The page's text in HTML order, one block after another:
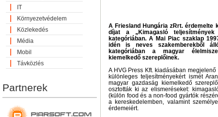
IT
Környezetvédelem
Közlekedés
Média
Mobil
Távközlés
Partnerek
A Friesland Hungária zRrt. érdemelte
díjat a „Kimagasló
kategóriában. A Mai Piac szaklap
idén is neves szakemberekből
kategóriában a magyar
kiemelkedő szereplőinek.
A HVG Press Kft. kiadásában
különleges teljesítményekért ismét
magyar gazdaság kiemelkedő
osztották ki az elismeréseket:
(külön food és a non-food gyártók
a kereskedelemben, valamint
érdemeiért.